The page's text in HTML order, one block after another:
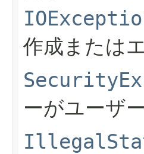
作成または
ーがユーザ